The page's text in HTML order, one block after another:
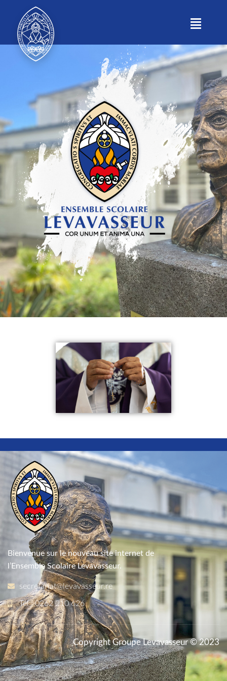
Bienvenue sur le nouveau site internet de
l’Ensemble Scolaire Levavasseur.
secretariat@levavasseur.re
Tél : 0262 210 626
Copyright Groupe Levavasseur © 2023